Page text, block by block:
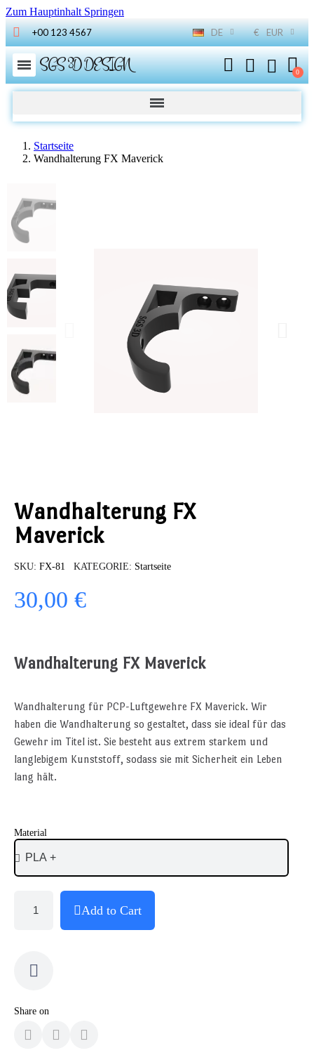
Zum Hauptinhalt Springen
+00 123 4567 DE € EUR
SGS 3D DESIGN
Startseite
Wandhalterung FX Maverick
Wandhalterung FX
Maverick
SKU FX-81 KATEGORIE Startseite
30,00 €
Wandhalterung FX Maverick
Wandhalterung für PCP-Luftgewehre FX Maverick. Wir
haben die Wandhalterung so gestaltet, dass sie ideal für das
Gewehr im Titel ist. Sie besteht aus extrem starkem und
langlebigem Kunststoff, sodass sie mit Sicherheit ein Leben
lang hält.
Material
Add to Cart
Share on